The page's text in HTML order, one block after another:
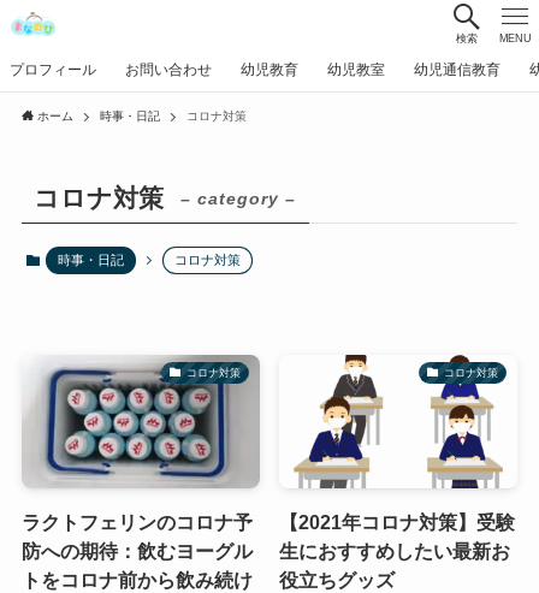
検索 MENU
プロフィール お問い合わせ 幼児教育 幼児教室 幼児通信教育
ホーム 時事・日記 コロナ対策
コロナ対策 – category –
時事・日記 コロナ対策
コロナ対策
ラクトフェリンのコロナ予
防への期待：飲むヨーグル
トをコロナ前から飲み続け
コロナ対策
【2021年コロナ対策】受験
生におすすめしたい最新お
役立ちグッズ